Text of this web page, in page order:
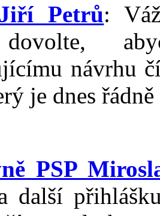
Petrů:
dovolte,
návrhu
je dnes
PSP
další